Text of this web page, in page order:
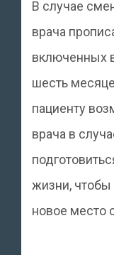
В случае
врача
включенных
шесть
пациенту
врача в
жизни, чтобы
новое место